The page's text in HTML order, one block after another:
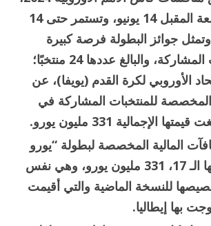
في
“يورو
2024”
مغلقة
المقررة يوم الجمعة المقبل 14 يونيو، وتستمر حتى 14
جوائز البطولة فرصة كبيرة
بالنسبة للمنتخبات المشاركة، والبالغ عددها 24 منتخبًا؛
الأوروبي لكرة القدم (يويفا)، عن
المخصصة للمنتخبات المشاركة في
الإجمالية 331 مليون يورو.
المالية المخصصة لبطولة “يورو
2024” في نسختها الـ 17، 331 مليون يورو، وهي نفس
للنسخة الماضية والتي أقيمت